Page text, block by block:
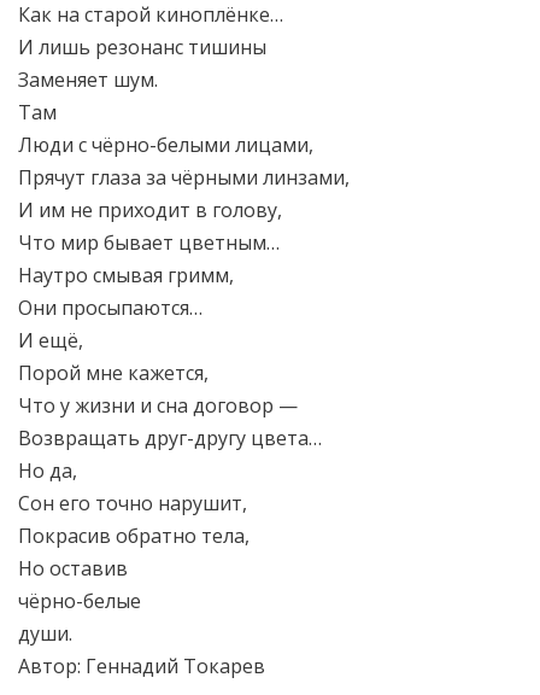
Как на старой киноплёнке…
И лишь резонанс тишины
Заменяет шум.
Там
Люди с чёрно-белыми лицами,
Прячут глаза за чёрными линзами,
И им не приходит в голову,
Что мир бывает цветным…
Наутро смывая гримм,
Они просыпаются…
И ещё,
Порой мне кажется,
Что у жизни и сна договор —
Возвращать друг-другу цвета…
Но да,
Сон его точно нарушит,
Покрасив обратно тела,
Но оставив
чёрно-белые
души.
Автор: Геннадий Токарев